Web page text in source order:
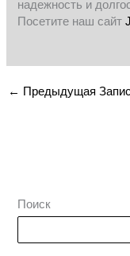
надежность и
Посетите наш сайт
← Предыдущая
Поиск